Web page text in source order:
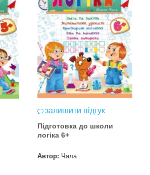
залишити відгук
Підготовка до школи
логіка 6+
Автор: Чала